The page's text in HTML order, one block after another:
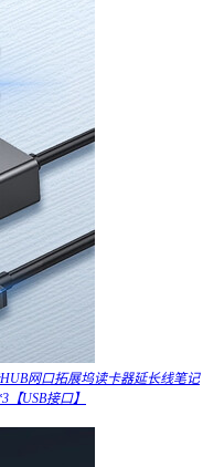
网口拓展坞读卡器延长线笔记
USB接口】